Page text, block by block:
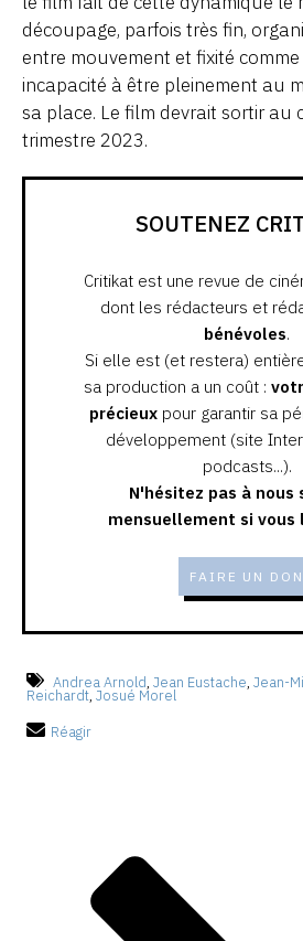
découpage, parfois très fin,
entre mouvement et fixité comme
incapacité à être pleinement au
sa place. Le film devrait sortir au
trimestre 2023.
SOUTENEZ
Critikat est une revue de
dont les rédacteurs et
bénévoles.
Si elle est (et restera)
sa production a un coût :
précieuxpour garantir sa
développement (site
podcasts...).
N'hésitez pas à nous
mensuellement si vous
FAIRE UN DON
Andrea Arnold, Jean Eustache, Jean-
Reichardt, Josué Morel
Réagir